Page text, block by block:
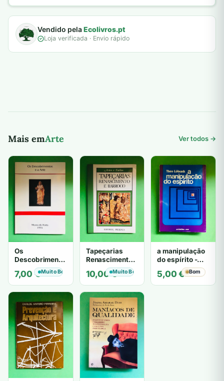
Vendido pelaEcolivros.pt
Loja verificada · Envio rápido
Mais emArte Ver todos →
Os
Descobrimentos
e a Arte
7,00€Muito Bom
Tapeçarias
Renascimento e
Barroco
10,00€
Muito Bom
a manipulação
do espírito -
Theo Löbsack
5,00€ Bom